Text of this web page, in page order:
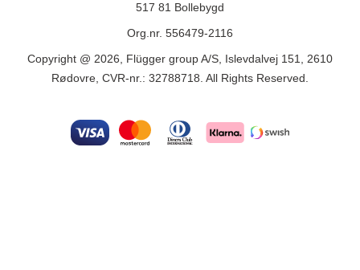
517 81 Bollebygd
Org.nr. 556479-2116
Copyright @ 2026, Flügger group A/S, Islevdalvej 151, 2610
Rødovre, CVR-nr.: 32788718. All Rights Reserved.